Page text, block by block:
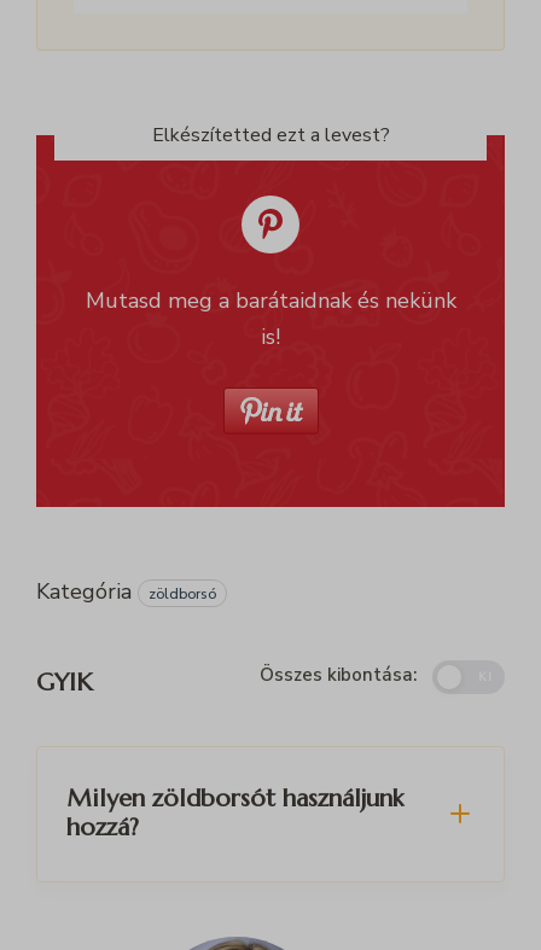
Elkészítetted ezt a levest?
Mutasd meg a barátaidnak és nekünk
is!
Kategória zöldborsó
GYIK Összes kibontása:
Milyen zöldborsót használjunk
hozzá?